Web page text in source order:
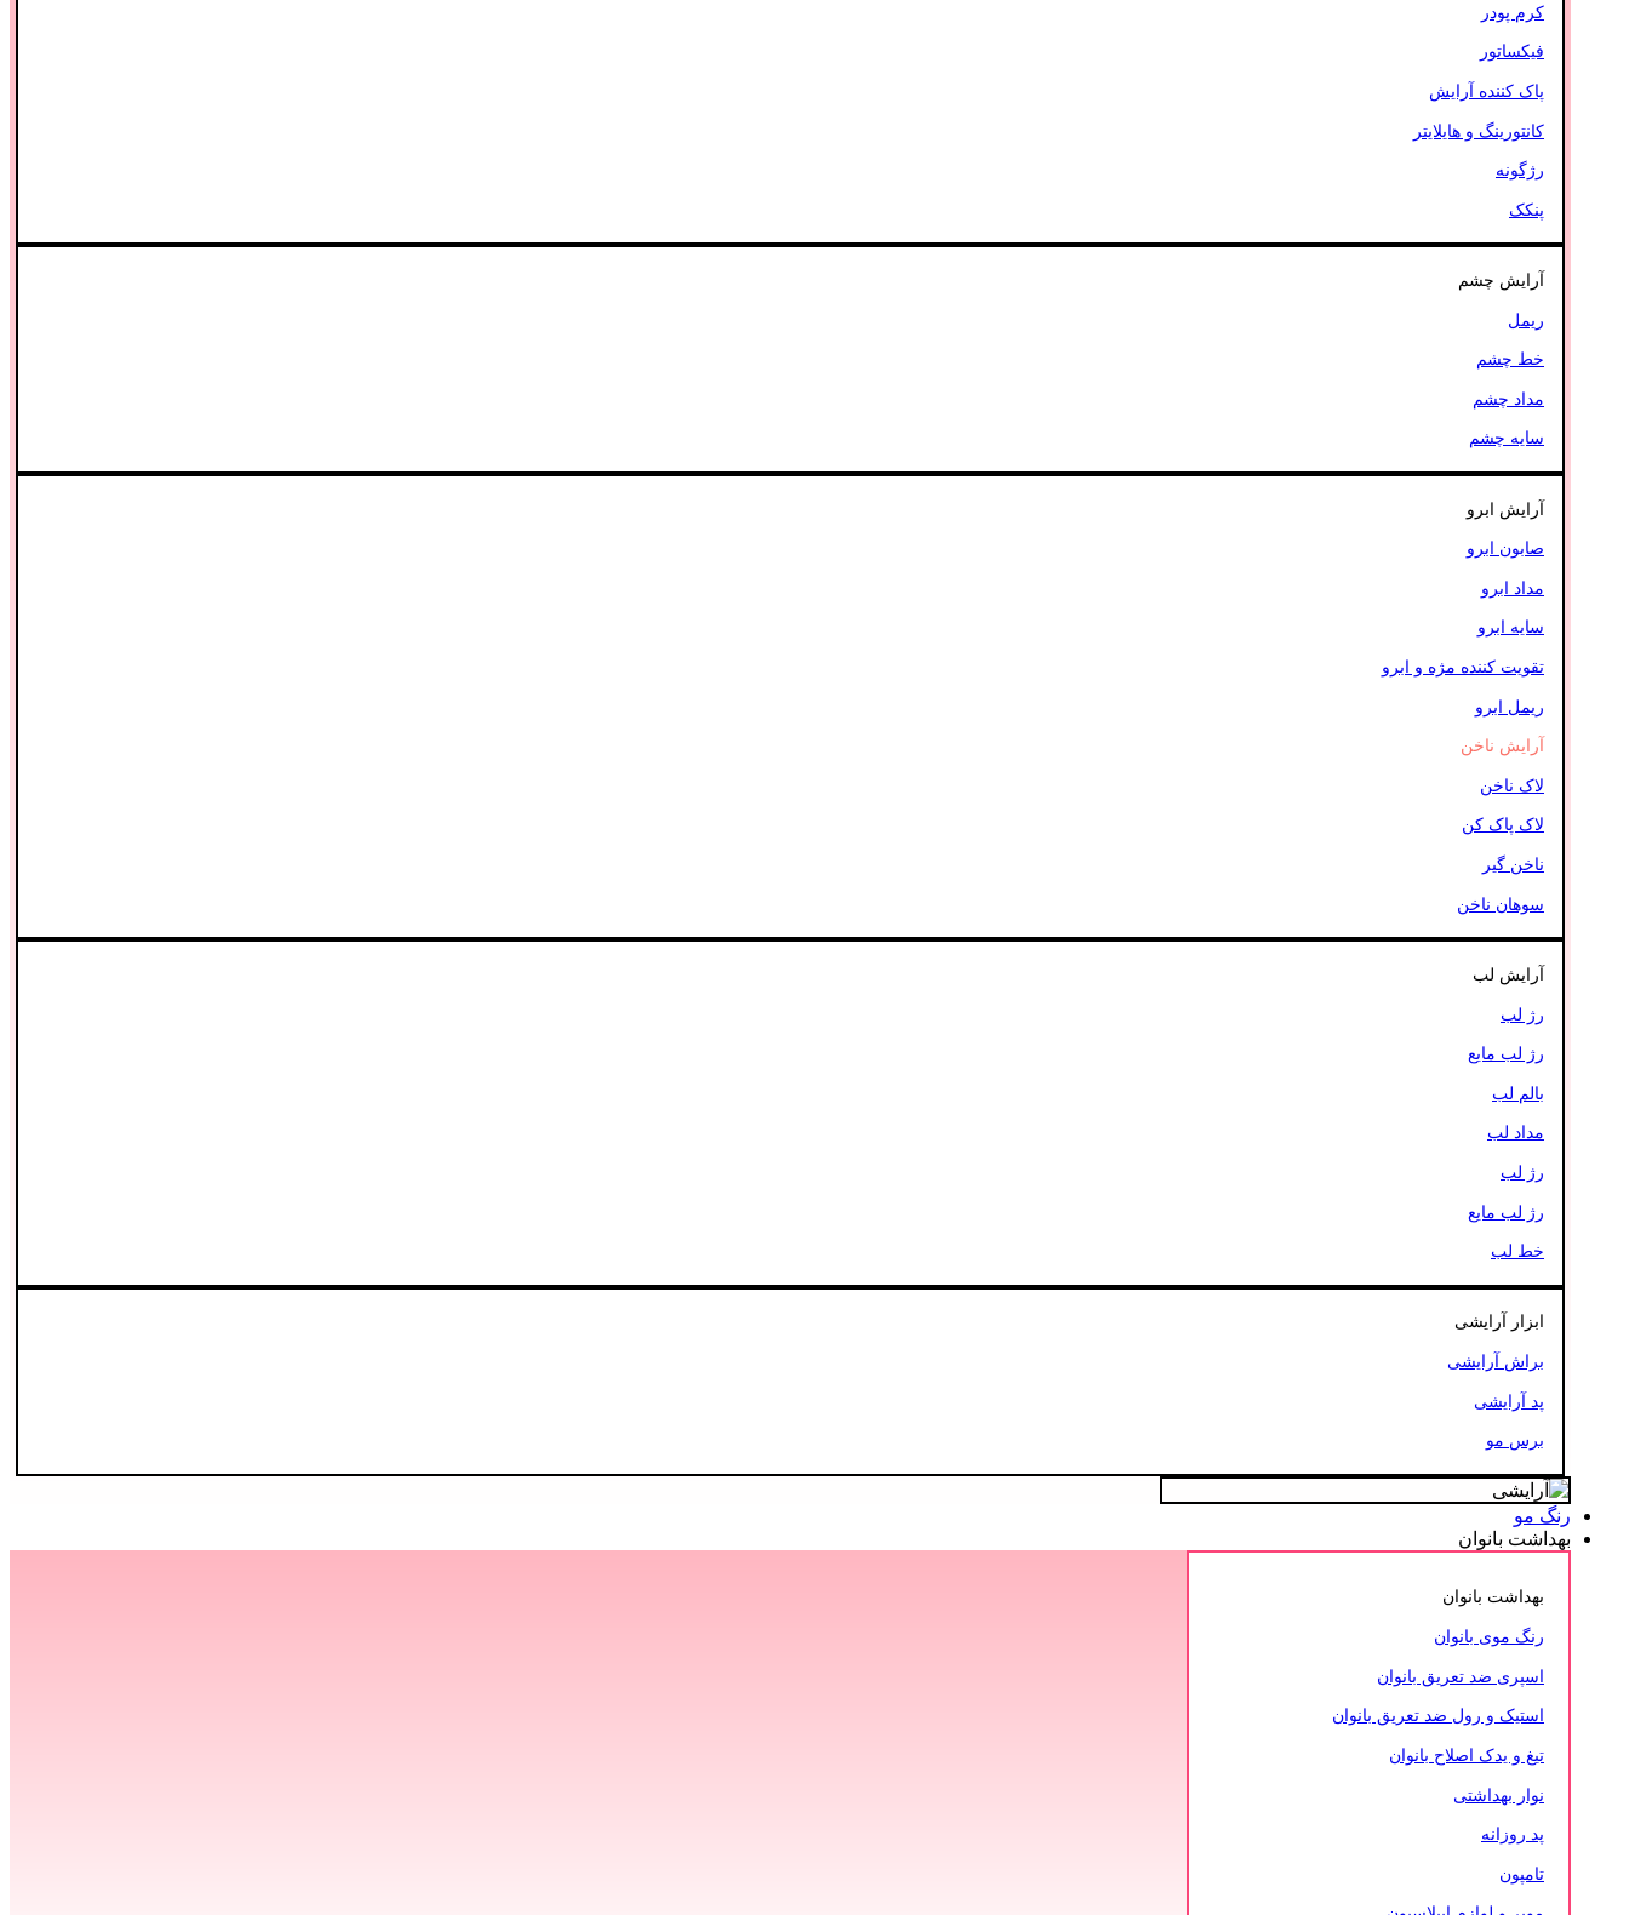
کرم پودر
فیکساتور
پاک کننده آرایش
کانتورینگ و هایلایتر
رژگونه
پنکک
آرایش چشم
ریمل
خط چشم
مداد چشم
سایه چشم
آرایش ابرو
صابون ابرو
مداد ابرو
سایه ابرو
تقویت کننده مژه و ابرو
ریمل ابرو
آرایش ناخن
لاک ناخن
لاک پاک کن
ناخن گیر
سوهان ناخن
آرایش لب
رژ لب
رژ لب مایع
بالم لب
مداد لب
رژ لب
رژ لب مایع
خط لب
ابزار آرایشی
براش آرایشی
پد آرایشی
برس مو
رنگ مو
بهداشت بانوان
بهداشت بانوان
رنگ موی بانوان
اسپری ضد تعریق بانوان
استیک و رول ضد تعریق بانوان
تیغ و یدک اصلاح بانوان
نوار بهداشتی
پد روزانه
تامپون